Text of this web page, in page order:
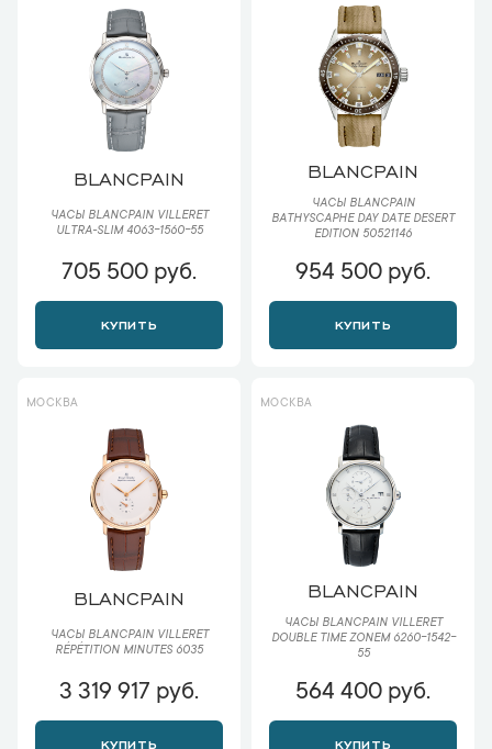
BLANCPAIN
ЧАСЫ BLANCPAIN VILLERET
ULTRA-SLIM 4063-1560-55
705 500 руб.
КУПИТЬ
BLANCPAIN
ЧАСЫ BLANCPAIN
BATHYSCAPHE DAY DATE DESERT
EDITION 50521146
954 500 руб.
КУПИТЬ
МОСКВА
BLANCPAIN
ЧАСЫ BLANCPAIN VILLERET
RÉPÉTITION MINUTES 6035
3 319 917 руб.
КУПИТЬ
МОСКВА
BLANCPAIN
ЧАСЫ BLANCPAIN VILLERET
DOUBLE TIME ZONEМ 6260-1542-
55
564 400 руб.
КУПИТЬ